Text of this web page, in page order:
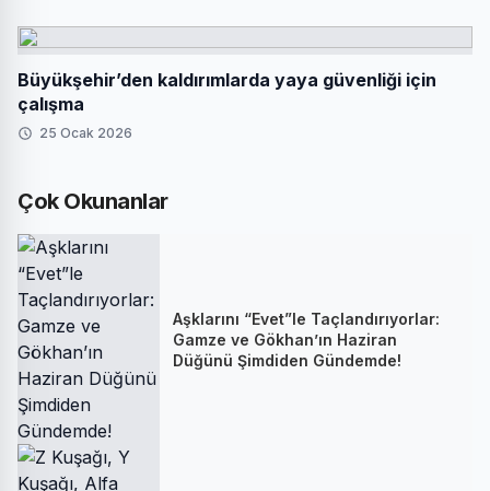
Büyükşehir’den kaldırımlarda yaya güvenliği için
çalışma
25 Ocak 2026
Çok Okunanlar
Aşklarını “Evet”le Taçlandırıyorlar:
Gamze ve Gökhan’ın Haziran
Düğünü Şimdiden Gündemde!